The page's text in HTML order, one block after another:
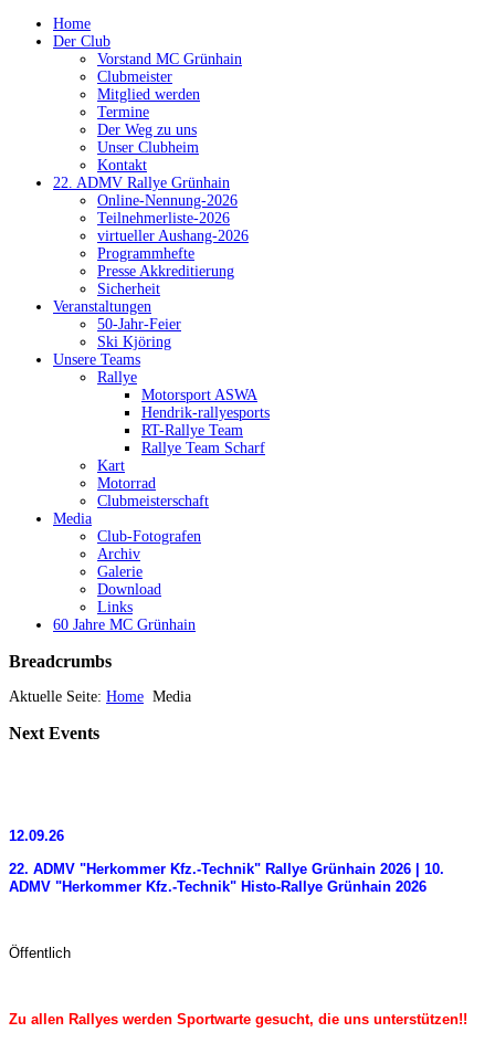
Home
Der Club
Vorstand MC Grünhain
Clubmeister
Mitglied werden
Termine
Der Weg zu uns
Unser Clubheim
Kontakt
22. ADMV Rallye Grünhain
Online-Nennung-2026
Teilnehmerliste-2026
virtueller Aushang-2026
Programmhefte
Presse Akkreditierung
Sicherheit
Veranstaltungen
50-Jahr-Feier
Ski Kjöring
Unsere Teams
Rallye
Motorsport ASWA
Hendrik-rallyesports
RT-Rallye Team
Rallye Team Scharf
Kart
Motorrad
Clubmeisterschaft
Media
Club-Fotografen
Archiv
Galerie
Download
Links
60 Jahre MC Grünhain
Breadcrumbs
Aktuelle Seite: Home Media
Next Events
12.09.26
22. ADMV "Herkommer Kfz.-Technik" Rallye Grünhain 2026 | 10.
ADMV "Herkommer Kfz.-Technik" Histo-Rallye Grünhain 2026
Öffentlich
Zu allen Rallyes werden Sportwarte gesucht, die uns unterstützen!!